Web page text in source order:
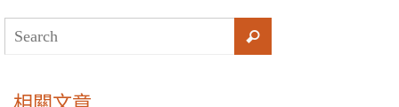
市面上的脫毛方法很多人都嘗試過各種各樣的，比如說用鉗子拔掉，
然而，用拔出的方法並不科學，不僅能夠讓皮膚組織變得鬆弛，更是